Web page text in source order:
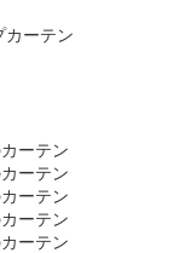
カーテン
ーテン
ーテン
ーテン
ーテン
ーテン